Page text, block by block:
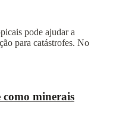
pode ajudar a
para catástrofes. No
como minerais